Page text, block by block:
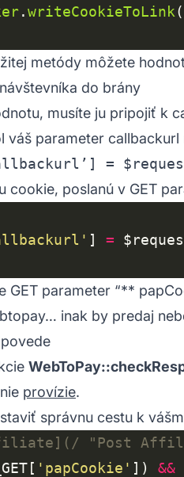
.writeCookieToLink(
metódy môžete
do brány
musíte ju pripojiť k
váš parameter
=
cookie, poslanú v GET
] =
GET parameter “**
inak by predaj
provízie.
správnu cestu k
'papCookie' ]) &&